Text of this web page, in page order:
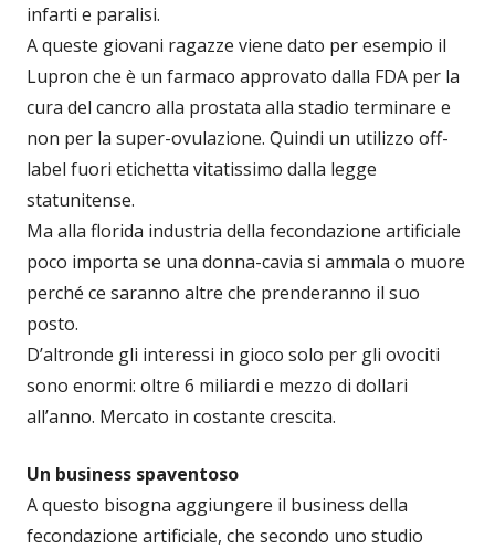
infarti e paralisi.
A queste giovani ragazze viene dato per esempio il
Lupron che è un farmaco approvato dalla FDA per la
cura del cancro alla prostata alla stadio terminare e
non per la super-ovulazione. Quindi un utilizzo off-
label fuori etichetta vitatissimo dalla legge
statunitense.
Ma alla florida industria della fecondazione artificiale
poco importa se una donna-cavia si ammala o muore
perché ce saranno altre che prenderanno il suo
posto.
D’altronde gli interessi in gioco solo per gli ovociti
sono enormi: oltre 6 miliardi e mezzo di dollari
all’anno. Mercato in costante crescita.
Un business spaventoso
A questo bisogna aggiungere il business della
fecondazione artificiale, che secondo uno studio